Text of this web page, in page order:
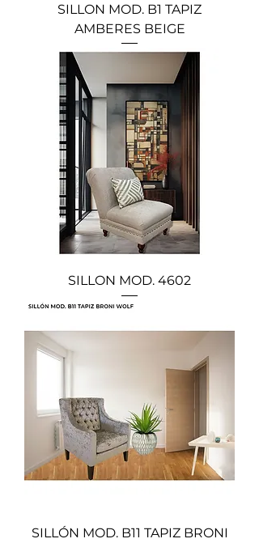
SILLON MOD. B1 TAPIZ
AMBERES BEIGE
SILLON MOD. 4602
SILLÓN MOD. B11 TAPIZ BRONI